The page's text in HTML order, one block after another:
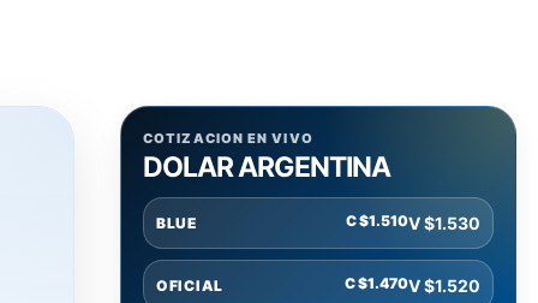
COTIZACION EN VIVO
DOLAR ARGENTINA
BLUE C $1.510V $1.530
OFICIAL C $1.470V $1.520